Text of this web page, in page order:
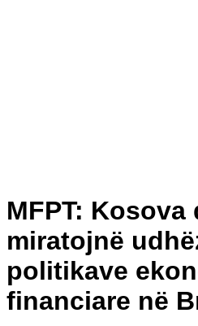
MFPT: Kosova
miratojnë
politikave
financiare në